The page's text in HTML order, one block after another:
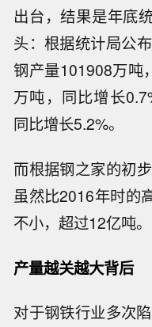
出台，结果是年底
头：根据统计局公
钢产量101908万吨
万吨，同比增长
同比增长5.2%。
而根据钢之家的初
虽然比2016年时的
不小，超过12亿吨。
产量越关越大背后
对于钢铁行业多次